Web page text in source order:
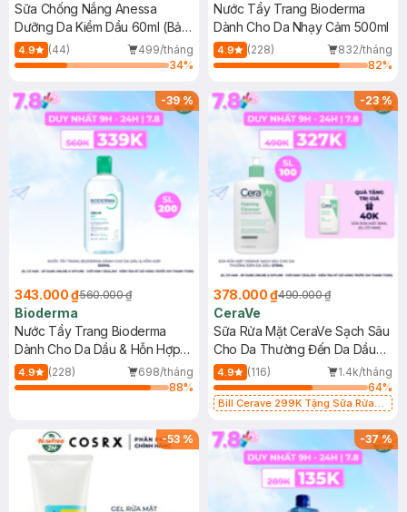
Sữa Chống Nắng Anessa
Dưỡng Da Kiềm Dầu 60ml (Bản
Mới)
4.9 (44)
499/tháng
34%
Nước Tẩy Trang Bioderma
Dành Cho Da Nhạy Cảm 500ml
4.9 (228)
832/tháng
82%
-39%
343.000 ₫560.000 ₫
Bioderma
Nước Tẩy Trang Bioderma
Dành Cho Da Dầu & Hỗn Hợp
500ml
4.9 (228)
698/tháng
88%
-23%
378.000 ₫490.000 ₫
CeraVe
Sữa Rửa Mặt CeraVe Sạch Sâu
Cho Da Thường Đến Da Dầu
473ml
4.9 (116)
1.4k/tháng
64%
Bill Cerave 299K Tặng Sữa Rửa
-53 % -37%